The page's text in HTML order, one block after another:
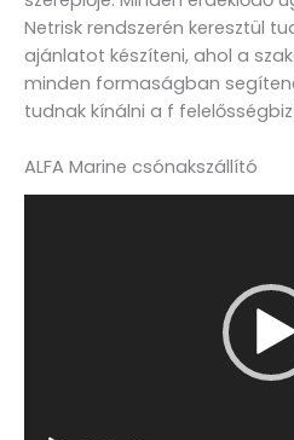
Netrisk rendszerén keresztül
ajánlatot készíteni, ahol a
minden formaságban
tudnak kínálni a f
ALFA Marine csónakszállító